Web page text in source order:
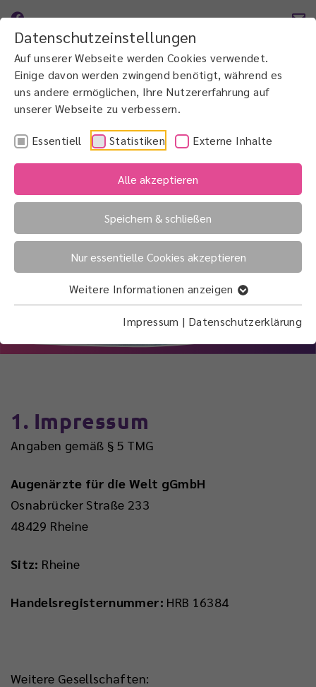
Datenschutzeinstellungen
Auf unserer Webseite werden Cookies verwendet.
Einige davon werden zwingend benötigt, während es
uns andere ermöglichen, Ihre Nutzererfahrung auf
unserer Webseite zu verbessern.
Essentiell Statistiken Externe Inhalte
Alle akzeptieren
Speichern & schließen
Nur essentielle Cookies akzeptieren
Weitere Informationen anzeigen
Impressum | Datenschutzerklärung
1. Impressum
Angaben gemäß § 5 TMG
Augenärzte für die Welt gGmbH
Osnabrücker Straße 233
48429 Rheine
Sitz: Rheine
Handelsregisternummer: HRB 16384
Weitere Gesellschaften: